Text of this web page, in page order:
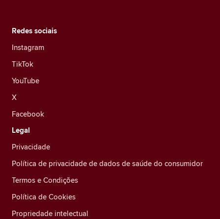
Redes sociais
Instagram
TikTok
YouTube
X
Facebook
Legal
Privacidade
Política de privacidade de dados de saúde do consumidor
Termos e Condições
Política de Cookies
Propriedade intelectual